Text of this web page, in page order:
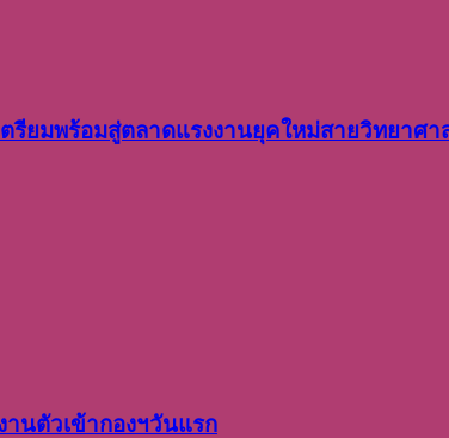
ยมพร้อมสู่ตลาดแรงงานยุคใหม่สายวิทยาศ
านตัวเข้ากองฯวันแรก